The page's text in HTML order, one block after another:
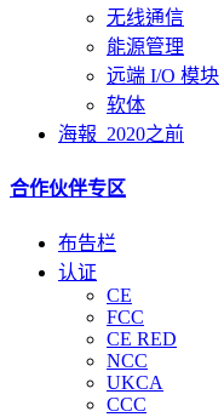
无线通信
能源管理
远端 I/O 模块
软体
海報_2020之前
合作伙伴专区
布告栏
认证
CE
FCC
CE RED
NCC
UKCA
CCC